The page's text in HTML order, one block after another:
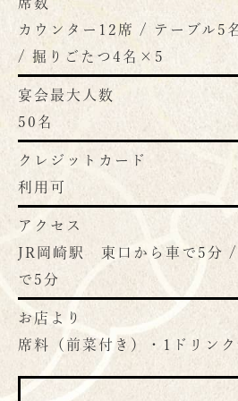
カウンター12席 / テーブル
/ 掘りごたつ4名×5
宴会最大人数
50名
クレジットカード
利用可
アクセス
JR岡崎駅 東口から車で5分 /
で5分
お店より
席料（前菜付き）・1ドリンク